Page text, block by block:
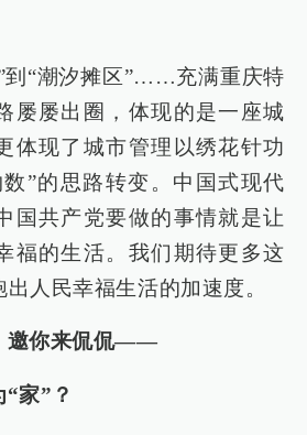
到“潮汐摊区”……充满重庆特
屡屡出圈，体现的是一座城
体现了城市管理以绣花针功
”的思路转变。中国式现代
国共产党要做的事情就是让
福的生活。我们期待更多这
人民幸福生活的加速度。
邀你来侃侃——
家”？